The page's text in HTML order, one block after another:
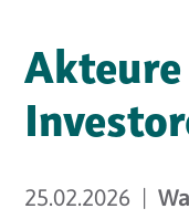
25.02.2026 |